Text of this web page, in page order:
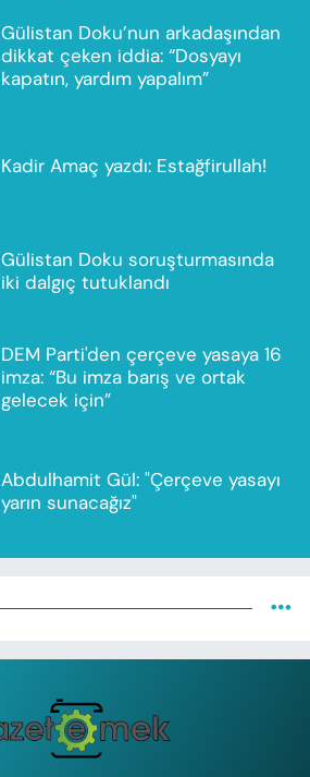
Gülistan Doku’nun arkadaşından
dikkat çeken iddia: “Dosyayı
kapatın, yardım yapalım”
Kadir Amaç yazdı: Estağfirullah!
Gülistan Doku soruşturmasında
iki dalgıç tutuklandı
DEM Parti'den çerçeve yasaya 16
imza: “Bu imza barış ve ortak
gelecek için”
Abdulhamit Gül: "Çerçeve yasayı
yarın sunacağız"